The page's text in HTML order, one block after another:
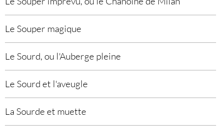
Le Souper magique
Le Sourd, ou l'Auberge pleine
Le Sourd et l'aveugle
La Sourde et muette